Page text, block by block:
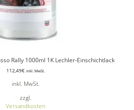
Rally 1000ml 1K Lechler-Einschichtlack
112,49€ inkl. MwSt.
inkl. MwSt.
zzgl.
Versandkosten